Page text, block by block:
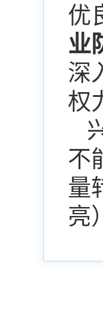
优
业
深
权
不
量
亮）